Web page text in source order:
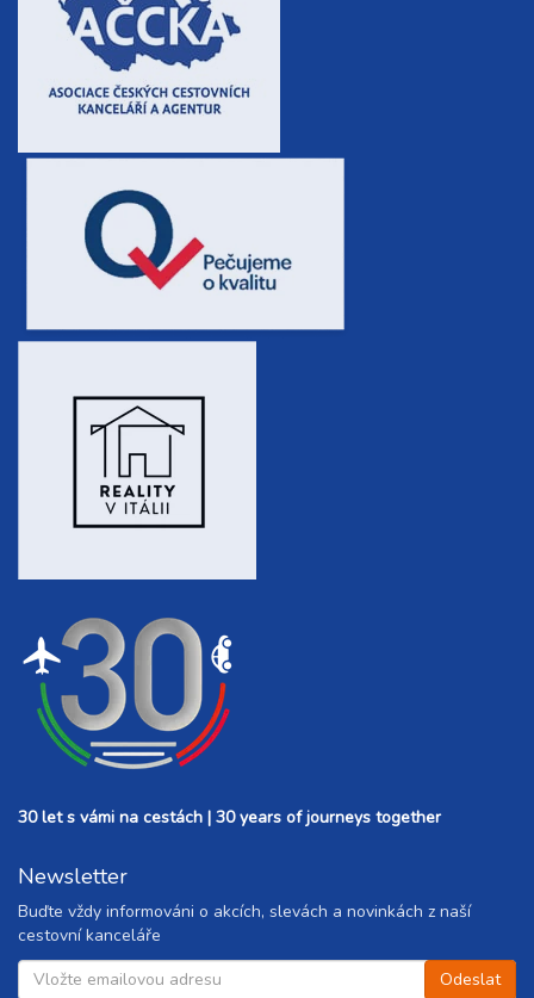
30 let s vámi na cestách | 30 years of journeys together
Newsletter
Buďte vždy informováni o akcích, slevách a novinkách z naší
cestovní kanceláře